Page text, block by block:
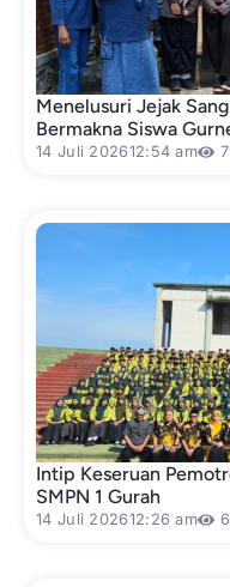
Menelusuri Jejak
Bermakna Siswa
14 Juli 202612:54 am
Intip Keseruan
SMPN 1 Gurah
14 Juli 202612:26 am